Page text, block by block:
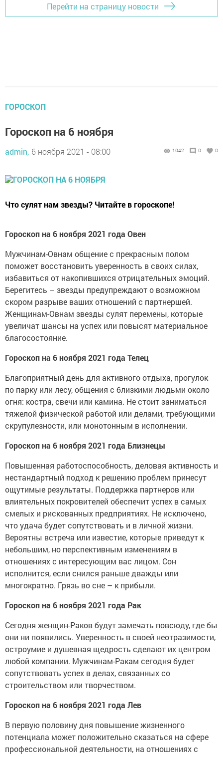
Перейти на страницу новости
ГОРОСКОП
Гороскоп на 6 ноября
admin, 6 ноября 2021 - 08:00 1042 0 0
Что сулят нам звезды? Читайте в гороскопе!
Гороскоп на 6 ноября 2021 года Овен
Мужчинам-Овнам общение с прекрасным полом
поможет восстановить уверенность в своих силах,
избавиться от накопившихся отрицательных эмоций.
Берегитесь – звезды предупреждают о возможном
скором разрыве ваших отношений с партнершей.
Женщинам-Овнам звезды сулят перемены, которые
увеличат шансы на успех или повысят материальное
благосостояние.
Гороскоп на 6 ноября 2021 года Телец
Благоприятный день для активного отдыха, прогулок
по парку или лесу, общения с близкими людьми около
огня: костра, свечи или камина. Не стоит заниматься
тяжелой физической работой или делами, требующими
скрупулезности, или монотонным в исполнении.
Гороскоп на 6 ноября 2021 года Близнецы
Повышенная работоспособность, деловая активность и
нестандартный подход к решению проблем принесут
ощутимые результаты. Поддержка партнеров или
влиятельных покровителей обеспечит успех в самых
смелых и рискованных предприятиях. Не исключено,
что удача будет сопутствовать и в личной жизни.
Вероятны встреча или известие, которые приведут к
небольшим, но перспективным изменениям в
отношениях с интересующим вас лицом. Сон
исполнится, если снился раньше дважды или
многократно. Грязь во сне – к прибыли.
Гороскоп на 6 ноября 2021 года Рак
Сегодня женщин-Раков будут замечать повсюду, где бы
они ни появились. Уверенность в своей неотразимости,
остроумие и душевная щедрость сделают их центром
любой компании. Мужчинам-Ракам сегодня будет
сопутствовать успех в делах, связанных со
строительством или творчеством.
Гороскоп на 6 ноября 2021 года Лев
В первую половину дня повышение жизненного
потенциала может положительно сказаться на сфере
профессиональной деятельности, на отношениях с